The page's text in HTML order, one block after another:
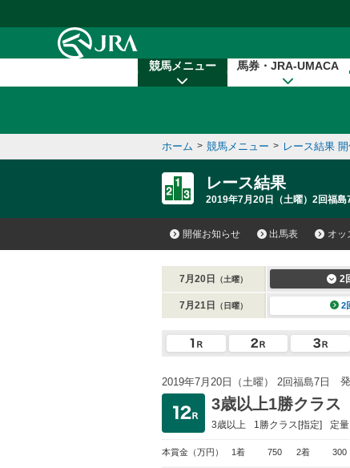
競馬メニュー 馬券・JRA-UMACA
ホーム > 競馬メニュー > レース結果
レース結果
2019年7月20日（土曜）2回福島
開催お知らせ 出馬表 オッ
7月20日 （土曜） 2
7月21日 （日曜） 2
2019年7月20日（土曜） 2回福島7日
3歳以上1勝クラス
3歳以上 1勝クラス[指定] 定量
本賞金 （万円） 1着 750 2着 300